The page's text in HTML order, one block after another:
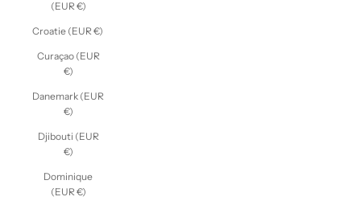
(EUR €)
Croatie (EUR €)
Curaçao (EUR
€)
Danemark (EUR
€)
Djibouti (EUR
€)
Dominique
(EUR €)